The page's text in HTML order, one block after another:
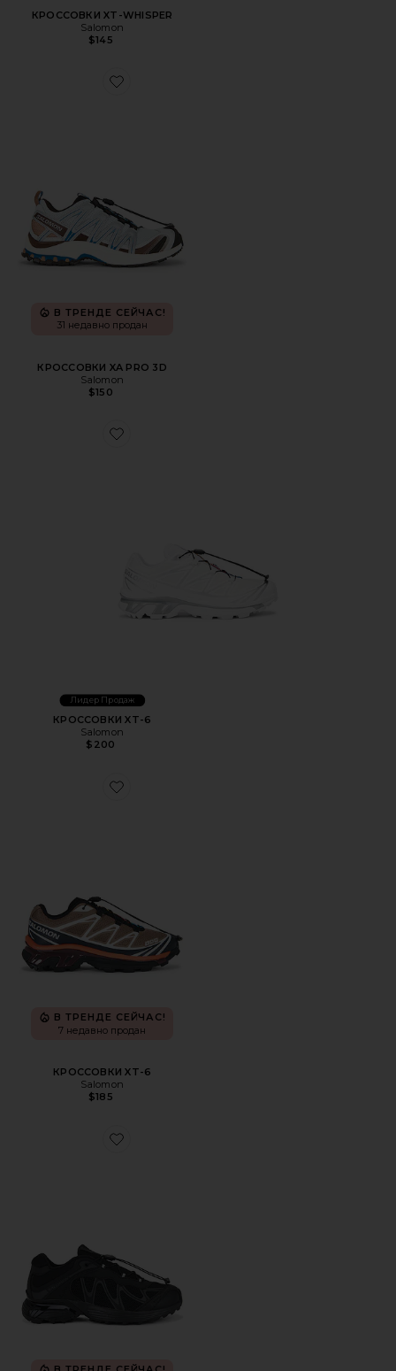
КРОССОВКИ XT-WHISPER
Salomon
$145
Favorite КРОССОВКИ XA PRO 3D
В ТРЕНДЕ СЕЙЧАС!
31 недавно продан
КРОССОВКИ XA PRO 3D
Salomon
$150
Favorite КРОССОВКИ XT-6
Лидер Продаж
КРОССОВКИ XT-6
Salomon
$200
Favorite КРОССОВКИ XT-6
В ТРЕНДЕ СЕЙЧАС!
7 недавно продан
КРОССОВКИ XT-6
Salomon
$185
Favorite КРОССОВКИ